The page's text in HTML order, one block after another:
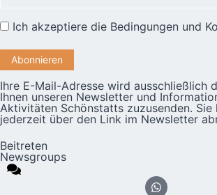
Ich akzeptiere die Bedingungen und
Ihre E-Mail-Adresse wird ausschließlich
Ihnen unseren Newsletter und
Aktivitäten Schönstatts zuzusenden. Sie
jederzeit über den Link im Newsletter
Beitreten
Newsgroups